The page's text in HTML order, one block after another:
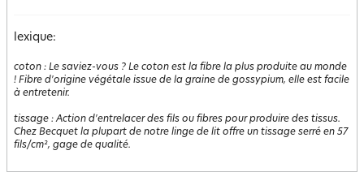
lexique:
coton : Le saviez-vous ? Le coton est la fibre la plus produite au monde
! Fibre d'origine végétale issue de la graine de gossypium, elle est facile
à entretenir.
tissage :Action d'entrelacer des fils ou fibres pour produire des tissus.
Chez Becquet la plupart de notre linge de lit offre un tissage serré en 57
fils/cm², gage de qualité.